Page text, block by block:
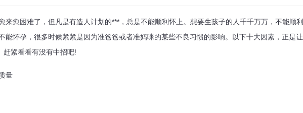
愈困难了，但凡是有造人计划的***，总是不能顺利怀上。想要生孩子的人千千万万，不能顺利
能怀孕，很多时候紧紧是因为准爸爸或者准妈咪的某些不良习惯的影响。以下十大因素，正是让
赶紧看看有没有中招吧!
量